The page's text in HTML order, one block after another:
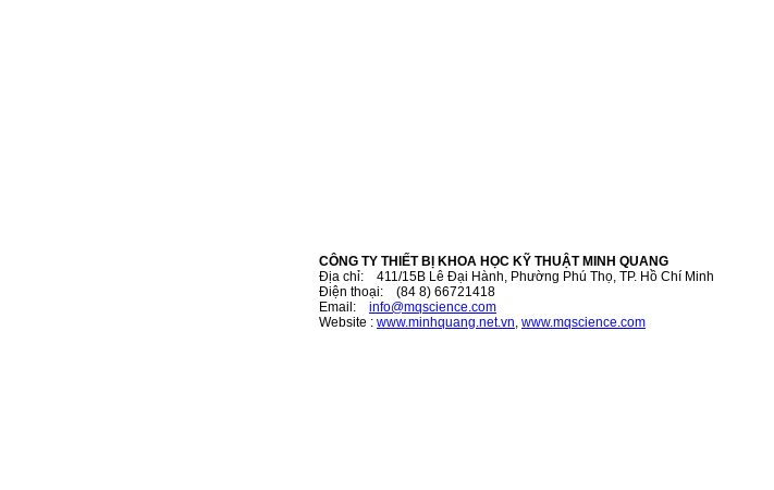
CÔNG TY THIẾT BỊ KHOA HỌC KỸ THUẬT MINH QUANG
Địa chỉ: 411/15B Lê Đại Hành, Phường Phú Thọ, TP. Hồ Chí Minh
Điện thoại: (84 8) 66721418
Email: info@mqscience.com
Website : www.minhquang.net.vn, www.mqscience.com